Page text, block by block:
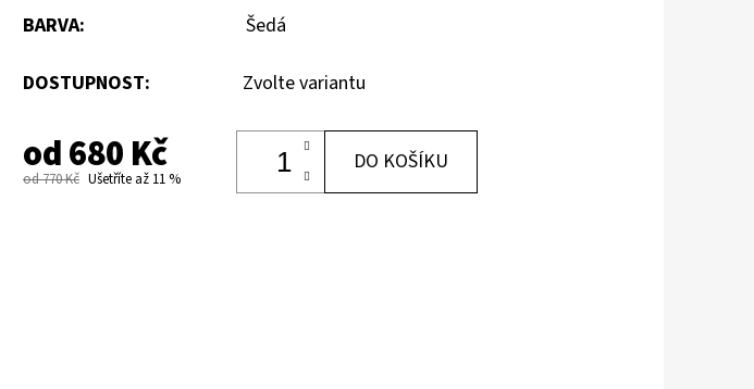
BARVA: Šedá
DOSTUPNOST: Zvolte variantu
od680 Kč
od 770 Kč Ušetříte až 11 %
DO KOŠÍKU